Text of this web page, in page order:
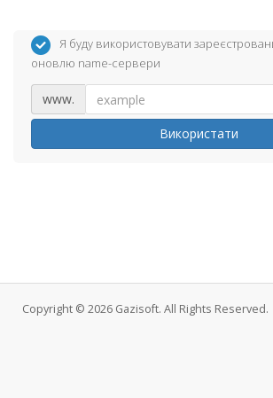
Я буду використовувати
оновлю name-сервери
www.
Використати
Copyright © 2026 Gazisoft. All Rights Reserved.